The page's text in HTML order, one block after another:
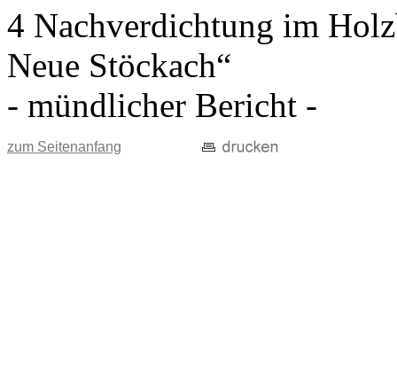
4 Nachverdichtung im
Neue Stöckach“
- mündlicher Bericht -
zum Seitenanfang